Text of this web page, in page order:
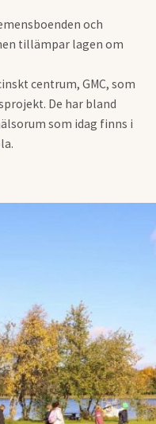
och
tillämpar lagen om
centrum, GMC, som
De har bland
som idag finns i